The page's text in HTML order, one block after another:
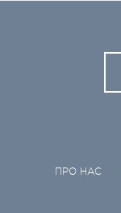
ПРО НАС